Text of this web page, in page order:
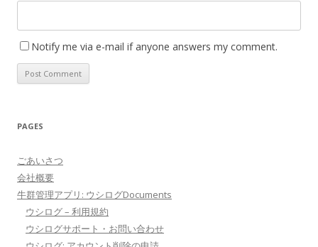
Notify me via e-mail if anyone answers my comment.
PAGES
ごあいさつ
会社概要
牛群管理アプリ: ウシログDocuments
ウシログ – 利用規約
ウシログサポート・お問い合わせ